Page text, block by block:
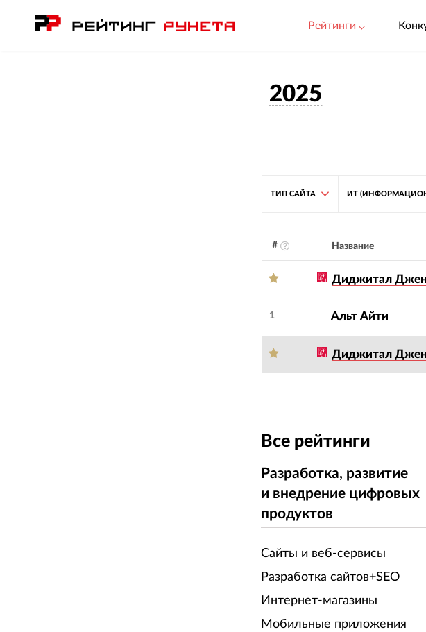
Рейтинги
2025
ТИП САЙТА ИТ
# Название
1 Альт Айти
Все рейтинги
Разработка, развитие
и внедрение цифровых
продуктов
Сайты и веб-сервисы
Разработка сайтов+SEO
Интернет-магазины
Мобильные приложения